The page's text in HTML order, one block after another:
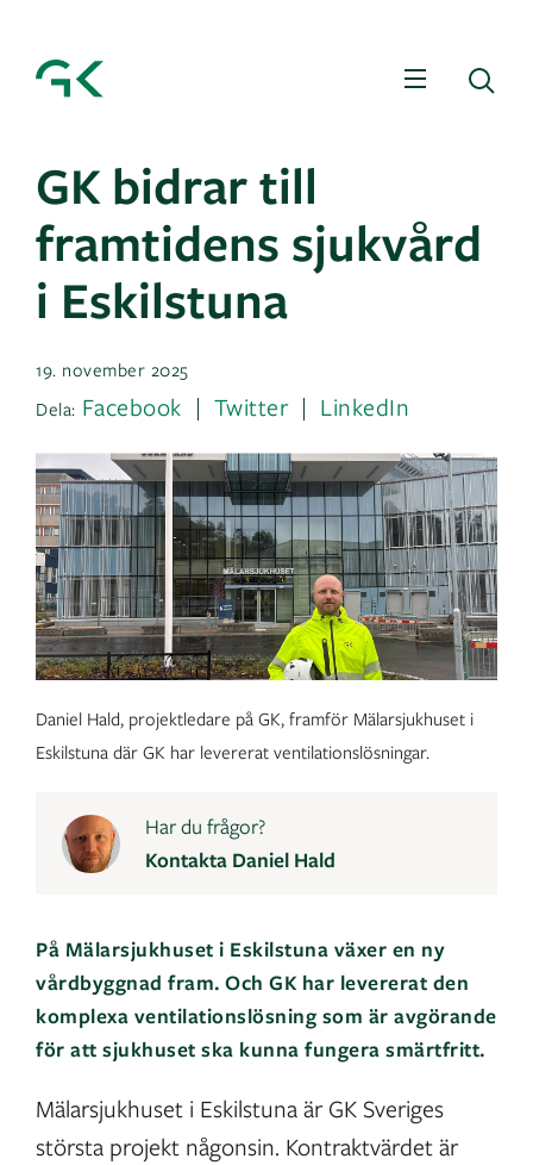
Meny
GK bidrar till
framtidens sjukvård
i Eskilstuna
19. november 2025
Dela: Facebook Twitter LinkedIn
Daniel Hald, projektledare på GK, framför Mälarsjukhuset i
Eskilstuna där GK har levererat ventilationslösningar.
Har du frågor?
Kontakta Daniel Hald
På Mälarsjukhuset i Eskilstuna växer en ny
vårdbyggnad fram. Och GK har levererat den
komplexa ventilationslösning som är avgörande
för att sjukhuset ska kunna fungera smärtfritt.
Mälarsjukhuset i Eskilstuna är GK Sveriges
största projekt någonsin. Kontraktvärdet är